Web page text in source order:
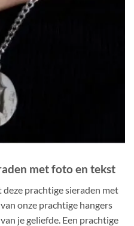
met foto en tekst
prachtige sieraden met
onze prachtige hangers
je geliefde. Een prachtige